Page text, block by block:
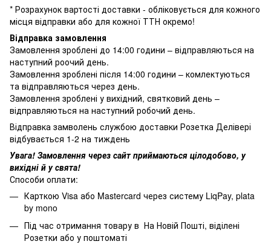
* Розрахунок вартості доставки - обліковується для кожного
місця відправки або для кожної ТТН окремо!
Відправка замовлення
Замовлення зроблені до 14:00 години – відправляються на
наступний роочий день.
Замовлення зроблені після 14:00 години – комлектуються
та відправляються через день.
Замовлення зроблені у вихідний, святковий день –
відправляються на наступний робочий день.
Відправка замволень службою доставки Розетка Делівері
відбувається 1-2 на тиждень
Увага! Замовлення через сайт приймаються цілодобово, у
вихідні й у свята!
Способи оплати:
Карткою Visa або Mastercard через систему LiqPay, plata
by mono
Під час отримання товару в На Новій Пошті, віділені
Розетки або у поштоматі